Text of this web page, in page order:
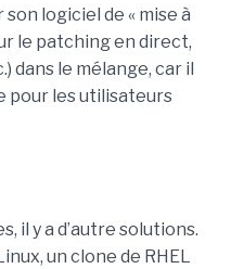
logiciel de « mise à
le patching en direct,
dans le mélange, car il
pour les utilisateurs
il y a d’autre solutions.
un clone de RHEL